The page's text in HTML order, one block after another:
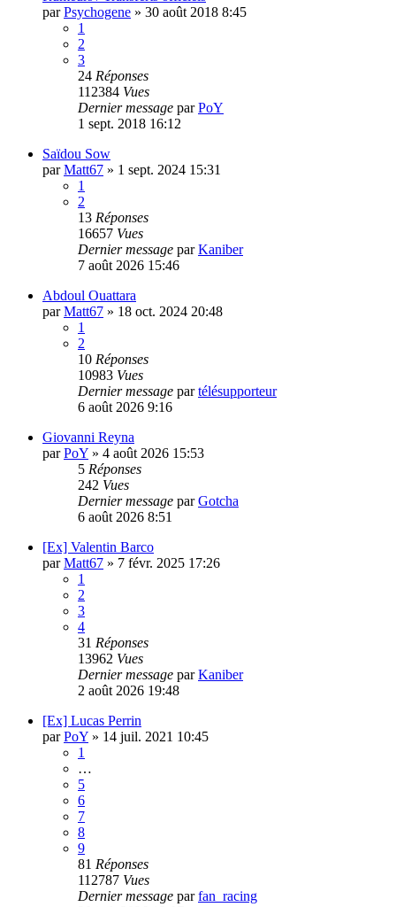
parPsychogene » 30 août 2018 8:45
1
2
3
24 Réponses
112384 Vues
Dernier message parPoY
1 sept. 2018 16:12
Saïdou Sow
parMatt67 » 1 sept. 2024 15:31
1
2
13 Réponses
16657 Vues
Dernier message parKaniber
7 août 2026 15:46
Abdoul Ouattara
parMatt67 » 18 oct. 2024 20:48
1
2
10 Réponses
10983 Vues
Dernier message partélésupporteur
6 août 2026 9:16
Giovanni Reyna
parPoY » 4 août 2026 15:53
5 Réponses
242 Vues
Dernier message parGotcha
6 août 2026 8:51
[Ex] Valentin Barco
parMatt67 » 7 févr. 2025 17:26
1
2
3
4
31 Réponses
13962 Vues
Dernier message parKaniber
2 août 2026 19:48
[Ex] Lucas Perrin
parPoY » 14 juil. 2021 10:45
1
…
5
6
7
8
9
81 Réponses
112787 Vues
Dernier message parfan_racing